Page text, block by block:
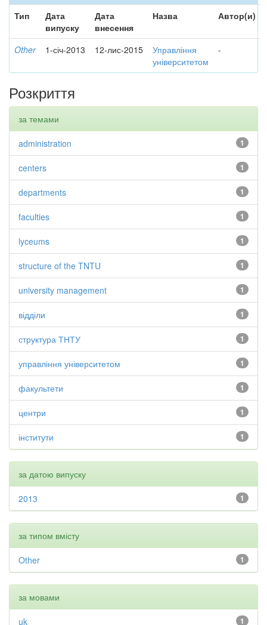
Тип
Дата
випуску
Дата
внесення
Назва Автор(и)
Other 1-січ-2013 12-лис-2015
Управління
університетом
-
Розкриття
за темами
1
administration
1
centers
1
departments
1
faculties
1
lyceums
1
structure of the TNTU
1
university management
1
відділи
1
структура ТНТУ
1
управління університетом
1
факультети
1
центри
1
інститути
за датою випуску
1
2013
за типом вмісту
1
Other
за мовами
1
uk